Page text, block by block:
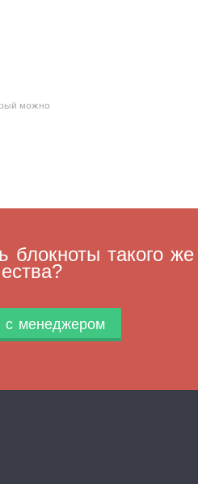
можно
блокноты такого же
с менеджером